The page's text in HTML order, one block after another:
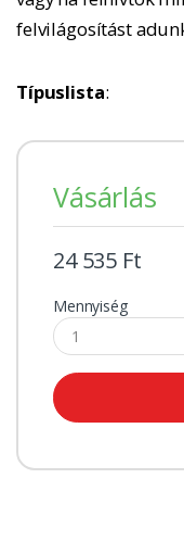
felvilágosítást
Típuslista:
Vásárlás
24 535 Ft
Mennyiség